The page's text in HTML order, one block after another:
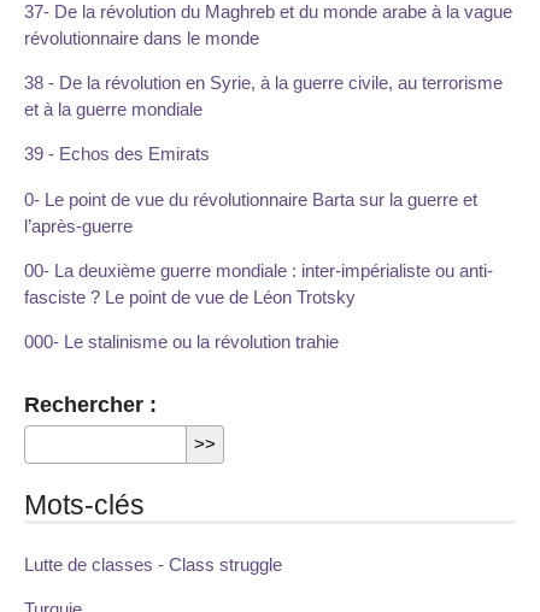
37- De la révolution du Maghreb et du monde arabe à la vague
révolutionnaire dans le monde
38 - De la révolution en Syrie, à la guerre civile, au terrorisme
et à la guerre mondiale
39 - Echos des Emirats
0- Le point de vue du révolutionnaire Barta sur la guerre et
l’après-guerre
00- La deuxième guerre mondiale : inter-impérialiste ou anti-
fasciste ? Le point de vue de Léon Trotsky
000- Le stalinisme ou la révolution trahie
Rechercher :
Mots-clés
Lutte de classes - Class struggle